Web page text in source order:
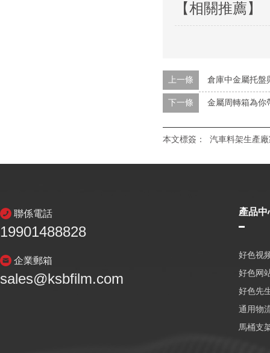
【相關推薦】
上一條 倉庫中金屬托盤
下一條 金屬周轉箱為你
本文標簽： 汽車料架生產
聯係電話
19901488828
企業郵箱
sales@ksbfilm.com
產品中
好色视
好色网
好色先
通用物
馬桶支